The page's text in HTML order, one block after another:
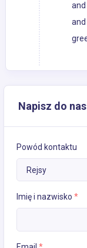
Napisz do nas
Powód kontaktu
Imię i nazwisko *